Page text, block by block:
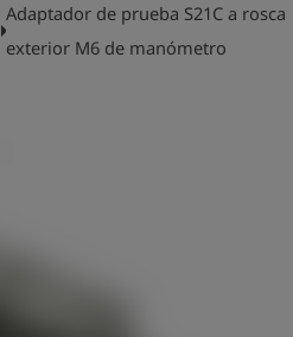
arrow_right
Adaptador de prueba S21C a rosca
exterior M6 de manómetro